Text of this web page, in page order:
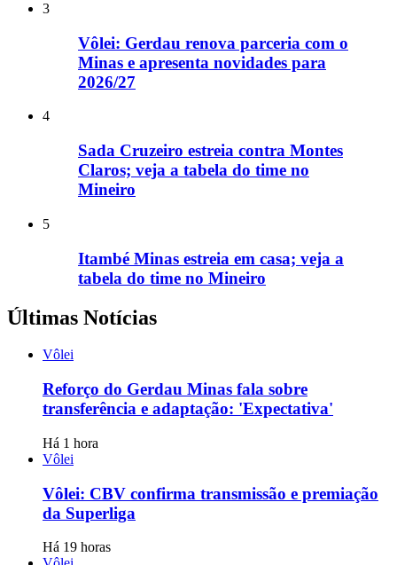
3
Vôlei: Gerdau renova parceria com o
Minas e apresenta novidades para
2026/27
4
Sada Cruzeiro estreia contra Montes
Claros; veja a tabela do time no
Mineiro
5
Itambé Minas estreia em casa; veja a
tabela do time no Mineiro
Últimas Notícias
Vôlei
Reforço do Gerdau Minas fala sobre
transferência e adaptação: 'Expectativa'
Há 1 hora
Vôlei
Vôlei: CBV confirma transmissão e premiação
da Superliga
Há 19 horas